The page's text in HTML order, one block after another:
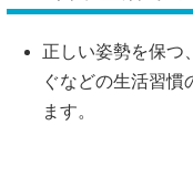
正しい姿勢を保つ
ぐなどの生活習慣
ます。